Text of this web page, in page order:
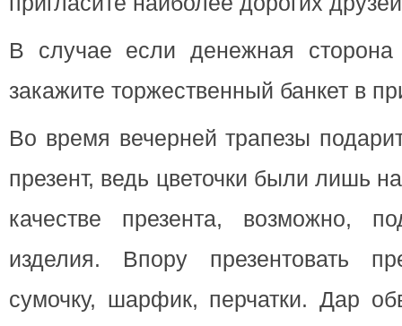
В случае если денежная сторона
закажите торжественный банкет в
Во время вечерней трапезы
презент, ведь цветочки были лишь
качестве презента, возможно,
изделия. Впору презентовать
сумочку, шарфик, перчатки. Дар